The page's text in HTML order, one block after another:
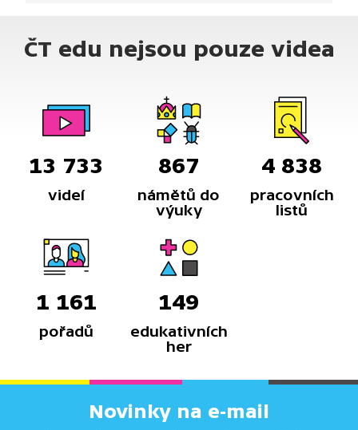
snímku z roku 2020.
ČT edu nejsou pouze videa
13 733
videí
867
námětů do
výuky
4 838
pracovních
listů
1 161
pořadů
149
edukativních
her
Novinky na e-mail